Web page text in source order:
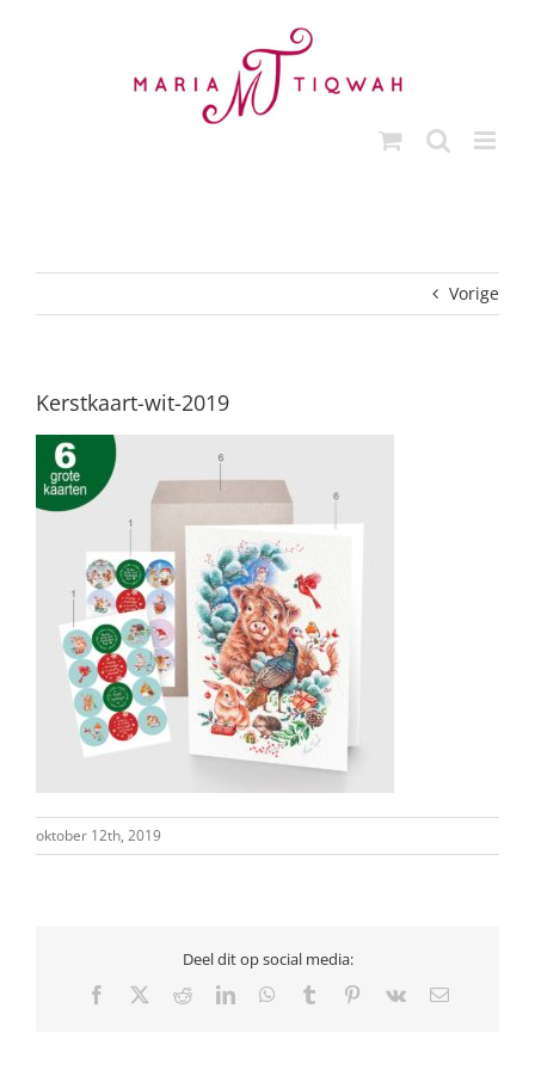
Vorige
Kerstkaart-wit-2019
oktober 12th, 2019
Deel dit op social media:
Facebook RedditLinkedInWhatsApp
Tumblr Pinterest
Vk
E-